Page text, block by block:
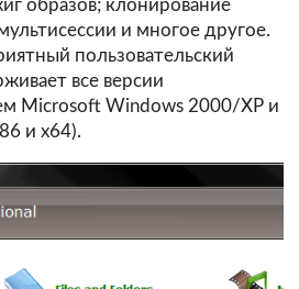
образов; клонирование
и многое другое.
пользовательский
все версии
Microsoft Windows 2000/XP и
и х64).